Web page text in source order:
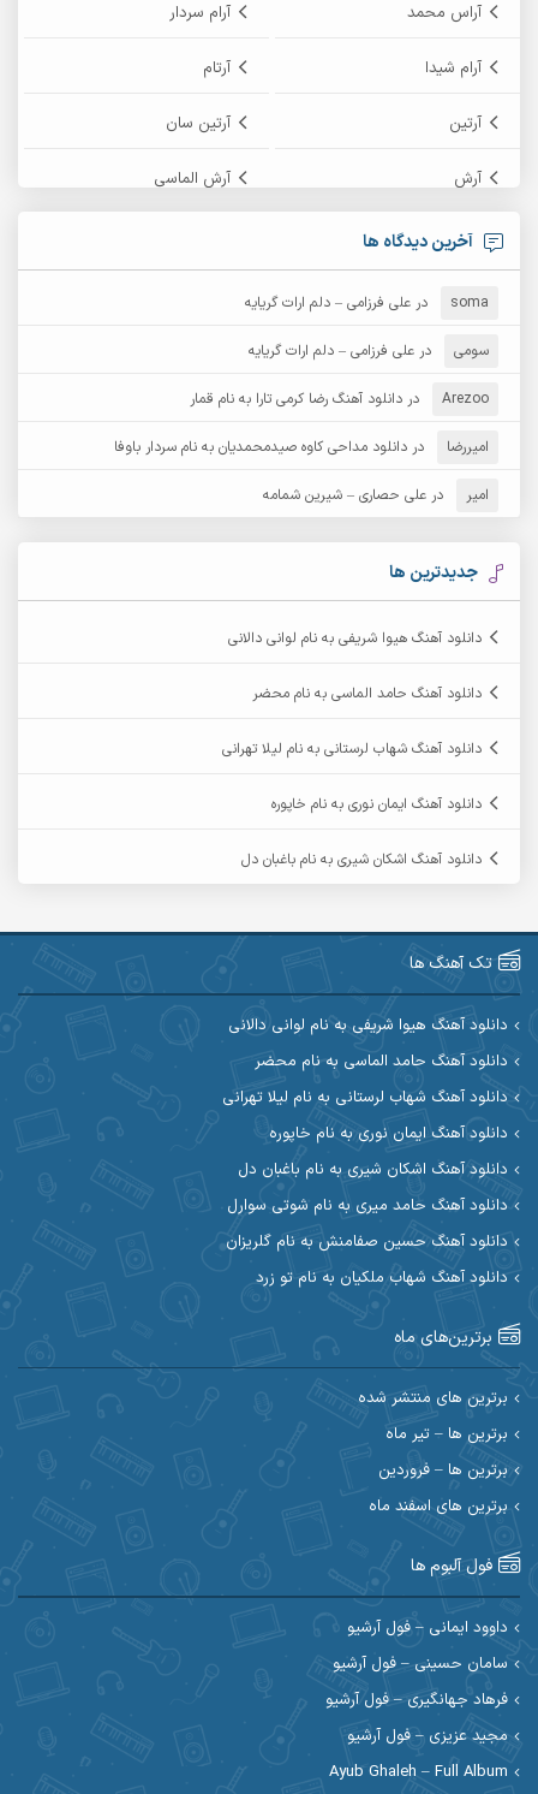
آراس محمد آرام سردار
آرام شیدا آرتام
آرتین آرتین سان
آرش آرش الماسی
آرش امامی
آرش دی جی 2
آرش عثمان
آرش مبهم آرش مستشیری
آرش مهرابی آرش نظری
آرشام
آرکاداش
آرین صیادی
آرین مریدی
آوات بوکانی
آیت احمدنژاد
ابراهیم شمس ابوالحسن جاویدان
ابی حسینی
احسان آیینفر احسان اصغری
احسان امیدوار
احسان حیدری احسان دریادل
احسان رمضانی احسان علیانی
احسان کریمی احسان کمری
احسان مرادیان احمد اسلامی
احمد بیرانوند
احمد صحراییان
احمد نازدار احمد نوریان
احمدرضا امرایی
آخرین دیدگاه ها
soma در علی فرزامی – دلم ارات گریایه
سومی در علی فرزامی – دلم ارات گریایه
Arezoo در دانلود آهنگ رضا کرمی تارا به نام قمار
امیررضا در دانلود مداحی کاوه صیدمحمدیان به نام سردار باوفا
امیر در علی حصاری – شیرین شمامه
جدیدترین ها
دانلود آهنگ هیوا شریفی به نام لوانی دالانی
دانلود آهنگ حامد الماسی به نام محضر
دانلود آهنگ شهاب لرستانی به نام لیلا تهرانی
دانلود آهنگ ایمان نوری به نام خاپوره
دانلود آهنگ اشکان شیری به نام باغبان دل
تک آهنگ ها
دانلود آهنگ هیوا شریفی به نام لوانی دالانی
دانلود آهنگ حامد الماسی به نام محضر
دانلود آهنگ شهاب لرستانی به نام لیلا تهرانی
دانلود آهنگ ایمان نوری به نام خاپوره
دانلود آهنگ اشکان شیری به نام باغبان دل
دانلود آهنگ حامد میری به نام شوتی سوارل
دانلود آهنگ حسین صفامنش به نام گلریزان
دانلود آهنگ شهاب ملکیان به نام تو زرد
برترین‌های ماه
برترین های منتشر شده
برترین ها – تیر ماه
برترین ها – فروردین
برترین های اسفند ماه
فول آلبوم ها
داوود ایمانی – فول آرشیو
سامان حسینی – فول آرشیو
فرهاد جهانگیری – فول آرشیو
مجید عزیزی – فول آرشیو
Ayub Ghaleh – Full Album